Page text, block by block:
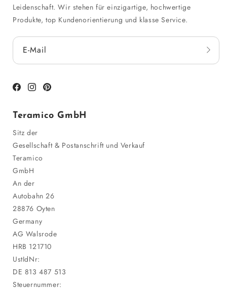
Leidenschaft. Wir stehen für einzigartige, hochwertige
Produkte, top Kundenorientierung und klasse Service.
E-Mail
Facebook
Instagram
Pinterest
Teramico GmbH
Sitz der
Gesellschaft & Postanschrift und Verkauf
Teramico
GmbH
An der
Autobahn 26
28876 Oyten
Germany
AG Walsrode
HRB 121710
UstIdNr:
DE 813 487 513
Steuernummer: